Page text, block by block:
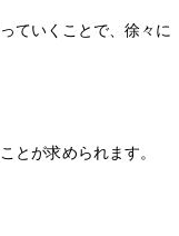
ていくことで、徐々に
とが求められます。